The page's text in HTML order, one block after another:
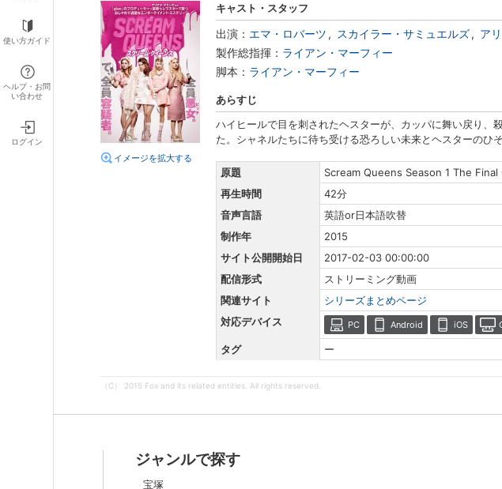
使い方ガイド
ヘルプ・お問
い合わせ
ログイン
イメージを拡大する
キャスト・スタッフ
出演： エマ・ロバーツ スカイラー・サミュエルズ ア
製作総指揮： ライアン・マーフィー
脚本： ライアン・マーフィー
あらすじ
ハイヒールで目を刺されたヘスターが、カッパに舞い戻り、
た。シャネルたちに待ち受ける恐ろしい未来とヘスターのひ
原題 Scream Queens Season 1 The Final
再生時間
42分
音声言語
英語or日本語吹替
制作年
2015
サイト公開開始日
2017-02-03 00:00:00
配信形式
ストリーミング動画
関連サイト
シリーズまとめページ
対応デバイス
PC Android iOS
タグ ー
（C） 2015 Fox and its related entities. All rights reserved.
ジャンルで探す
宝塚